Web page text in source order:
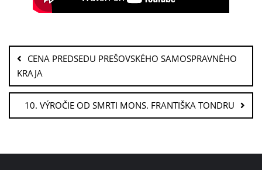
CENA PREDSEDU PREŠOVSKÉHO SAMOSPRAVNÉHO
KRAJA
10. VÝROČIE OD SMRTI MONS. FRANTIŠKA TONDRU